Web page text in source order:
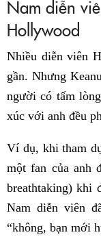
Nam diễn
Hollywood
Nhiều diễn viên
gần. Nhưng
người có tấm
xúc với anh đều
Ví dụ, khi tham
một fan của anh
breathtaking) khi
Nam diễn viên
“không, bạn mới